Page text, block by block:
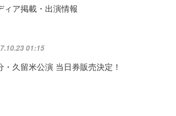
ィア掲載・出演情報
01:15
・久留米公演 当日券販売決定！